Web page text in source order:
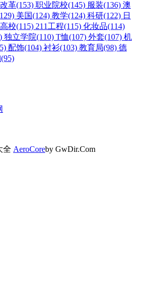
革(153) 职业院校(145) 服装(136) 澳
美国(124) 教学(124) 科研(122) 日
校(115) 211工程(115) 化妆品(114)
独立学院(110) T恤(107) 外套(107) 机
配饰(104) 衬衫(103) 教育局(98) 德
全 AeroCoreby GwDir.Com